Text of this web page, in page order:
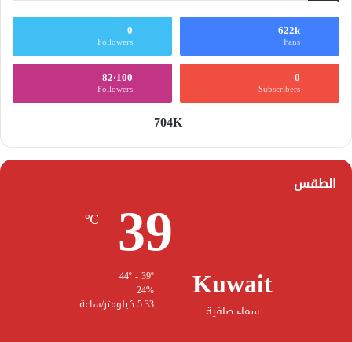
622k
Fans
0
Followers
0
Subscribers
82٬100
Followers
704K
الطقس
Kuwait
سماء صافية
39
℃
24%
5.33 كيلومتر/ساعة